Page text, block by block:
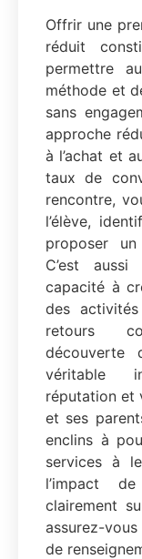
Offrir une
réduit
permettre
méthode et
sans
approche
à l’achat et
taux de
rencontre,
l’élève,
proposer
C’est
capacité à
des
retours
découverte
véritable
réputation et
et ses
enclins à
services à
l’impact
clairement
assurez-
de